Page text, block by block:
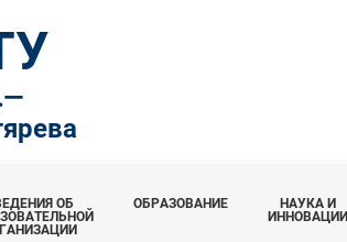
ОБ
ОБРАЗОВАНИЕ
НАУКА И
ИННОВАЦИИ